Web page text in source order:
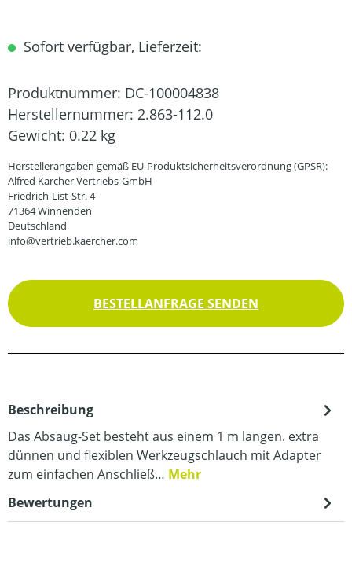
Sofort verfügbar, Lieferzeit:
Produktnummer: DC-100004838
Herstellernummer: 2.863-112.0
Gewicht: 0.22 kg
Herstellerangaben gemäß EU-Produktsicherheitsverordnung (GPSR):
Alfred Kärcher Vertriebs-GmbH
Friedrich-List-Str. 4
71364 Winnenden
Deutschland
info@vertrieb.kaercher.com
BESTELLANFRAGE SENDEN
Beschreibung
Das Absaug-Set besteht aus einem 1 m langen. extra
dünnen und flexiblen Werkzeugschlauch mit Adapter
zum einfachen Anschließ… Mehr
Bewertungen